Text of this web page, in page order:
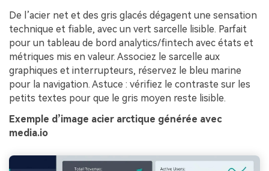
De l’acier net et des gris glacés dégagent une sensation
technique et fiable, avec un vert sarcelle lisible. Parfait
pour un tableau de bord analytics/fintech avec états et
métriques mis en valeur. Associez le sarcelle aux
graphiques et interrupteurs, réservez le bleu marine
pour la navigation. Astuce : vérifiez le contraste sur les
petits textes pour que le gris moyen reste lisible.
Exemple d’image acier arctique générée avec
media.io